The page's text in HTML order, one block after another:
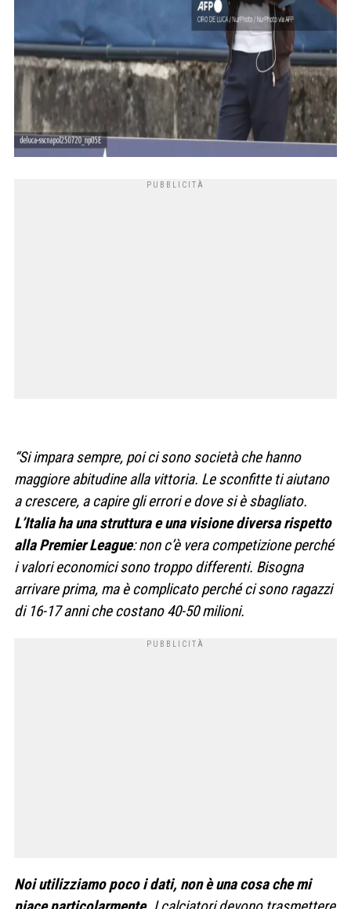
“Si impara sempre, poi ci sono società che hanno
maggiore abitudine alla vittoria. Le sconfitte ti aiutano
a crescere, a capire gli errori e dove si è sbagliato.
L’Italia ha una struttura e una visione diversa rispetto
alla Premier League: non c’è vera competizione perché
i valori economici sono troppo differenti. Bisogna
arrivare prima, ma è complicato perché ci sono ragazzi
di 16-17 anni che costano 40-50 milioni.
Noi utilizziamo poco i dati, non è una cosa che mi